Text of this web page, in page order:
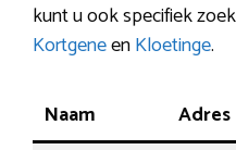
kunt u ook specifiek
KortgeneenKloetinge.
Naam Adres